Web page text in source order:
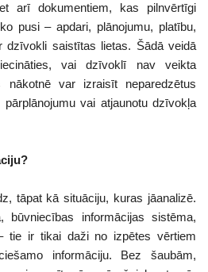
arī dokumentiem, kas pilnvērtīgi
pusi – apdari, plānojumu, platību,
dzīvokli saistītas lietas. Šādā veidā
vai dzīvoklī nav veikta
nākotnē var izraisīt neparedzētus
vai atjaunotu dzīvokļa
tāpat kā situāciju, kuras jāanalizē.
būvniecības informācijas sistēma,
tie ir tikai daži no izpētes vērtiem
informāciju. Bez šaubām,